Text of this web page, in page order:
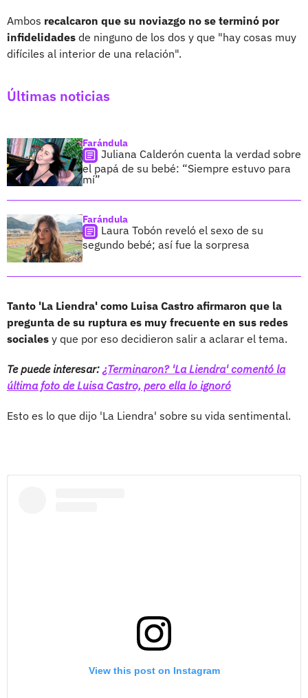
Ambos recalcaron que su noviazgo no se terminó por
infidelidades de ninguno de los dos y que "hay cosas muy
difíciles al interior de una relación".
Últimas noticias
Farándula
Juliana Calderón cuenta la verdad sobre
el papá de su bebé: “Siempre estuvo para
mí”
Farándula
Laura Tobón reveló el sexo de su
segundo bebé; así fue la sorpresa
Tanto 'La Liendra' como Luisa Castro afirmaron que la
pregunta de su ruptura es muy frecuente en sus redes
sociales y que por eso decidieron salir a aclarar el tema.
Te puede interesar: ¿Terminaron? 'La Liendra' comentó la
última foto de Luisa Castro, pero ella lo ignoró
Esto es lo que dijo 'La Liendra' sobre su vida sentimental.
View this post on Instagram